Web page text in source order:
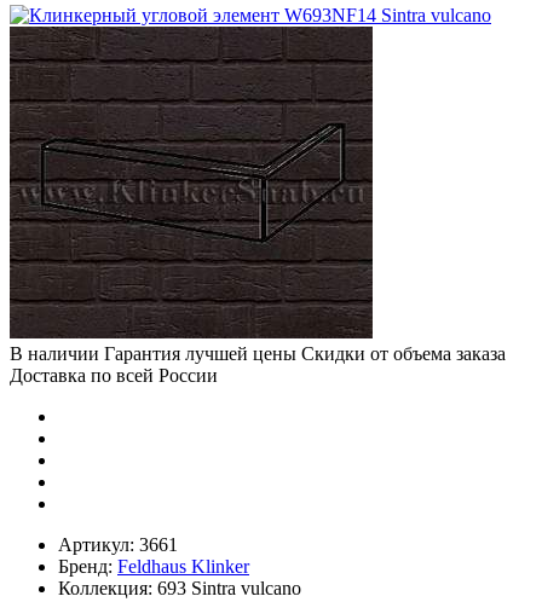
В наличии Гарантия лучшей цены Скидки от объема заказа
Доставка по всей России
Артикул: 3661
Бренд: Feldhaus Klinker
Коллекция: 693 Sintra vulcano